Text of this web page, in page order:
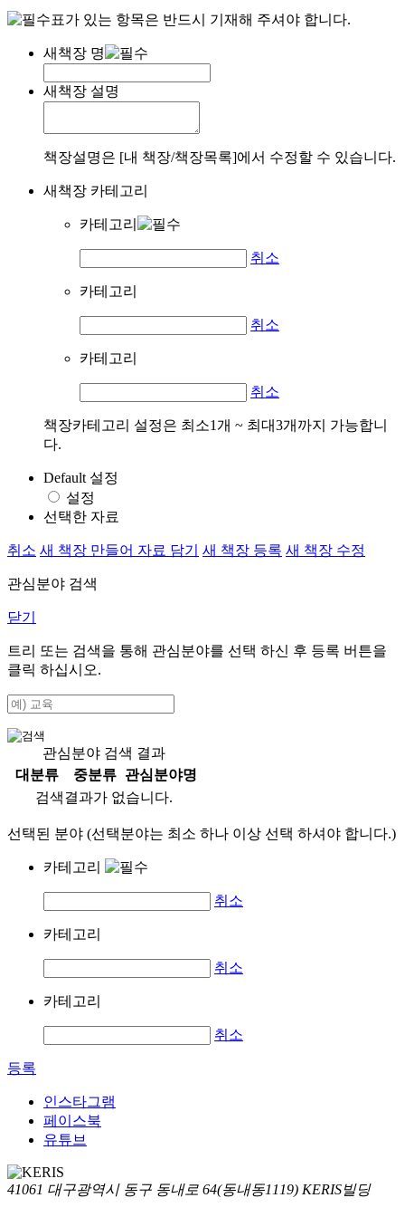
표가 있는 항목은 반드시 기재해 주셔야 합니다.
새책장 명
새책장 설명
책장설명은 [내 책장/책장목록]에서 수정할 수 있습니다.
새책장 카테고리
카테고리
취소
카테고리
취소
카테고리
취소
책장카테고리 설정은 최소1개 ~ 최대3개까지 가능합니
다.
Default 설정
설정
선택한 자료
취소 새 책장 만들어 자료 담기 새 책장 등록 새 책장 수정
관심분야 검색
닫기
트리 또는 검색을 통해 관심분야를 선택 하신 후 등록 버튼을
클릭 하십시오.
관심분야 검색 결과
대분류
중분류
관심분야명
검색결과가 없습니다.
선택된 분야 (선택분야는 최소 하나 이상 선택 하셔야 합니다.)
카테고리
취소
카테고리
취소
카테고리
취소
등록
인스타그램
페이스북
유튜브
41061 대구광역시 동구 동내로 64(동내동1119) KERIS빌딩